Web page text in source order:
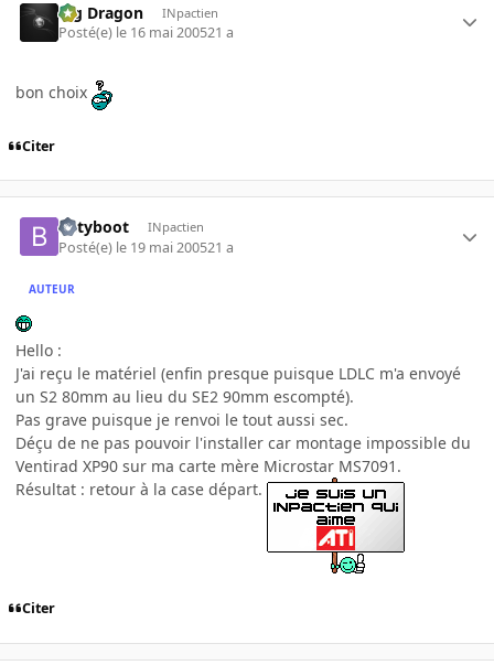
Big Dragon INpactien
Posté(e) le 16 mai 200521 a
bon choix
Citer
betyboot INpactien
Posté(e) le 19 mai 200521 a
AUTEUR
Hello :
J'ai reçu le matériel (enfin presque puisque LDLC m'a envoyé
un S2 80mm au lieu du SE2 90mm escompté).
Pas grave puisque je renvoi le tout aussi sec.
Déçu de ne pas pouvoir l'installer car montage impossible du
Ventirad XP90 sur ma carte mère Microstar MS7091.
Résultat : retour à la case départ.
Citer